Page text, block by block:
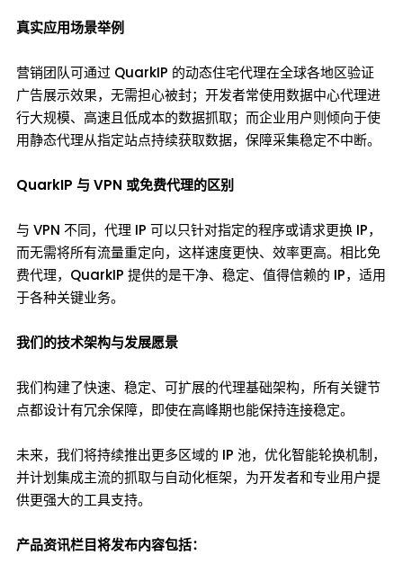
真实应用场景举例
营销团队可通过 QuarkIP 的动态住宅代理在全球各地区验证
广告展示效果，无需担心被封；开发者常使用数据中心代理进
行大规模、高速且低成本的数据抓取；而企业用户则倾向于使
用静态代理从指定站点持续获取数据，保障采集稳定不中断。
QuarkIP 与 VPN 或免费代理的区别
与 VPN 不同，代理 IP 可以只针对指定的程序或请求更换 IP，
而无需将所有流量重定向，这样速度更快、效率更高。相比免
费代理，QuarkIP 提供的是干净、稳定、值得信赖的 IP，适用
于各种关键业务。
我们的技术架构与发展愿景
我们构建了快速、稳定、可扩展的代理基础架构，所有关键节
点都设计有冗余保障，即使在高峰期也能保持连接稳定。
未来，我们将持续推出更多区域的 IP 池，优化智能轮换机制，
并计划集成主流的抓取与自动化框架，为开发者和专业用户提
供更强大的工具支持。
产品资讯栏目将发布内容包括：